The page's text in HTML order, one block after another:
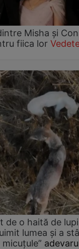
Misha și
fiica lor
de o haită de
lumea și a